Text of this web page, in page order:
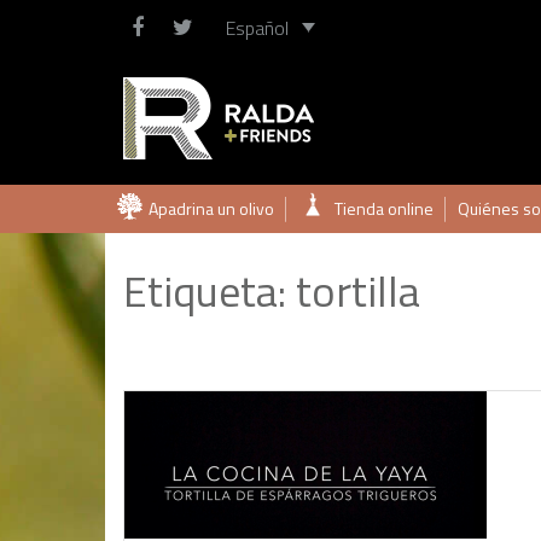
Español
Saltar
contenido
Apadrina un olivo Tienda online Quiénes
Etiqueta: tortilla